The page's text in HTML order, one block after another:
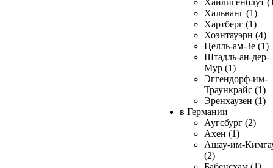
Хайлигенблут
Хальванг (1)
Хартберг (1)
Хоэнтауэрн (4)
Целль-ам-Зе (1)
Штадль-ан-дер-
Мур (1)
Эггендорф-им-
Траункрайс (1)
Эренхаузен (1)
в Германии
Аугсбург (2)
Ахен (1)
Ашау-им-
(2)